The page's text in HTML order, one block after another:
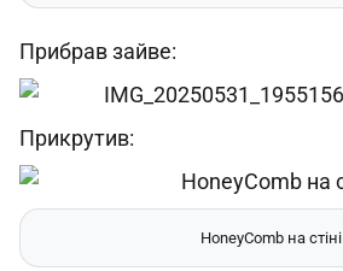
Прибрав зайве:
Прикрутив:
HoneyComb на стіні